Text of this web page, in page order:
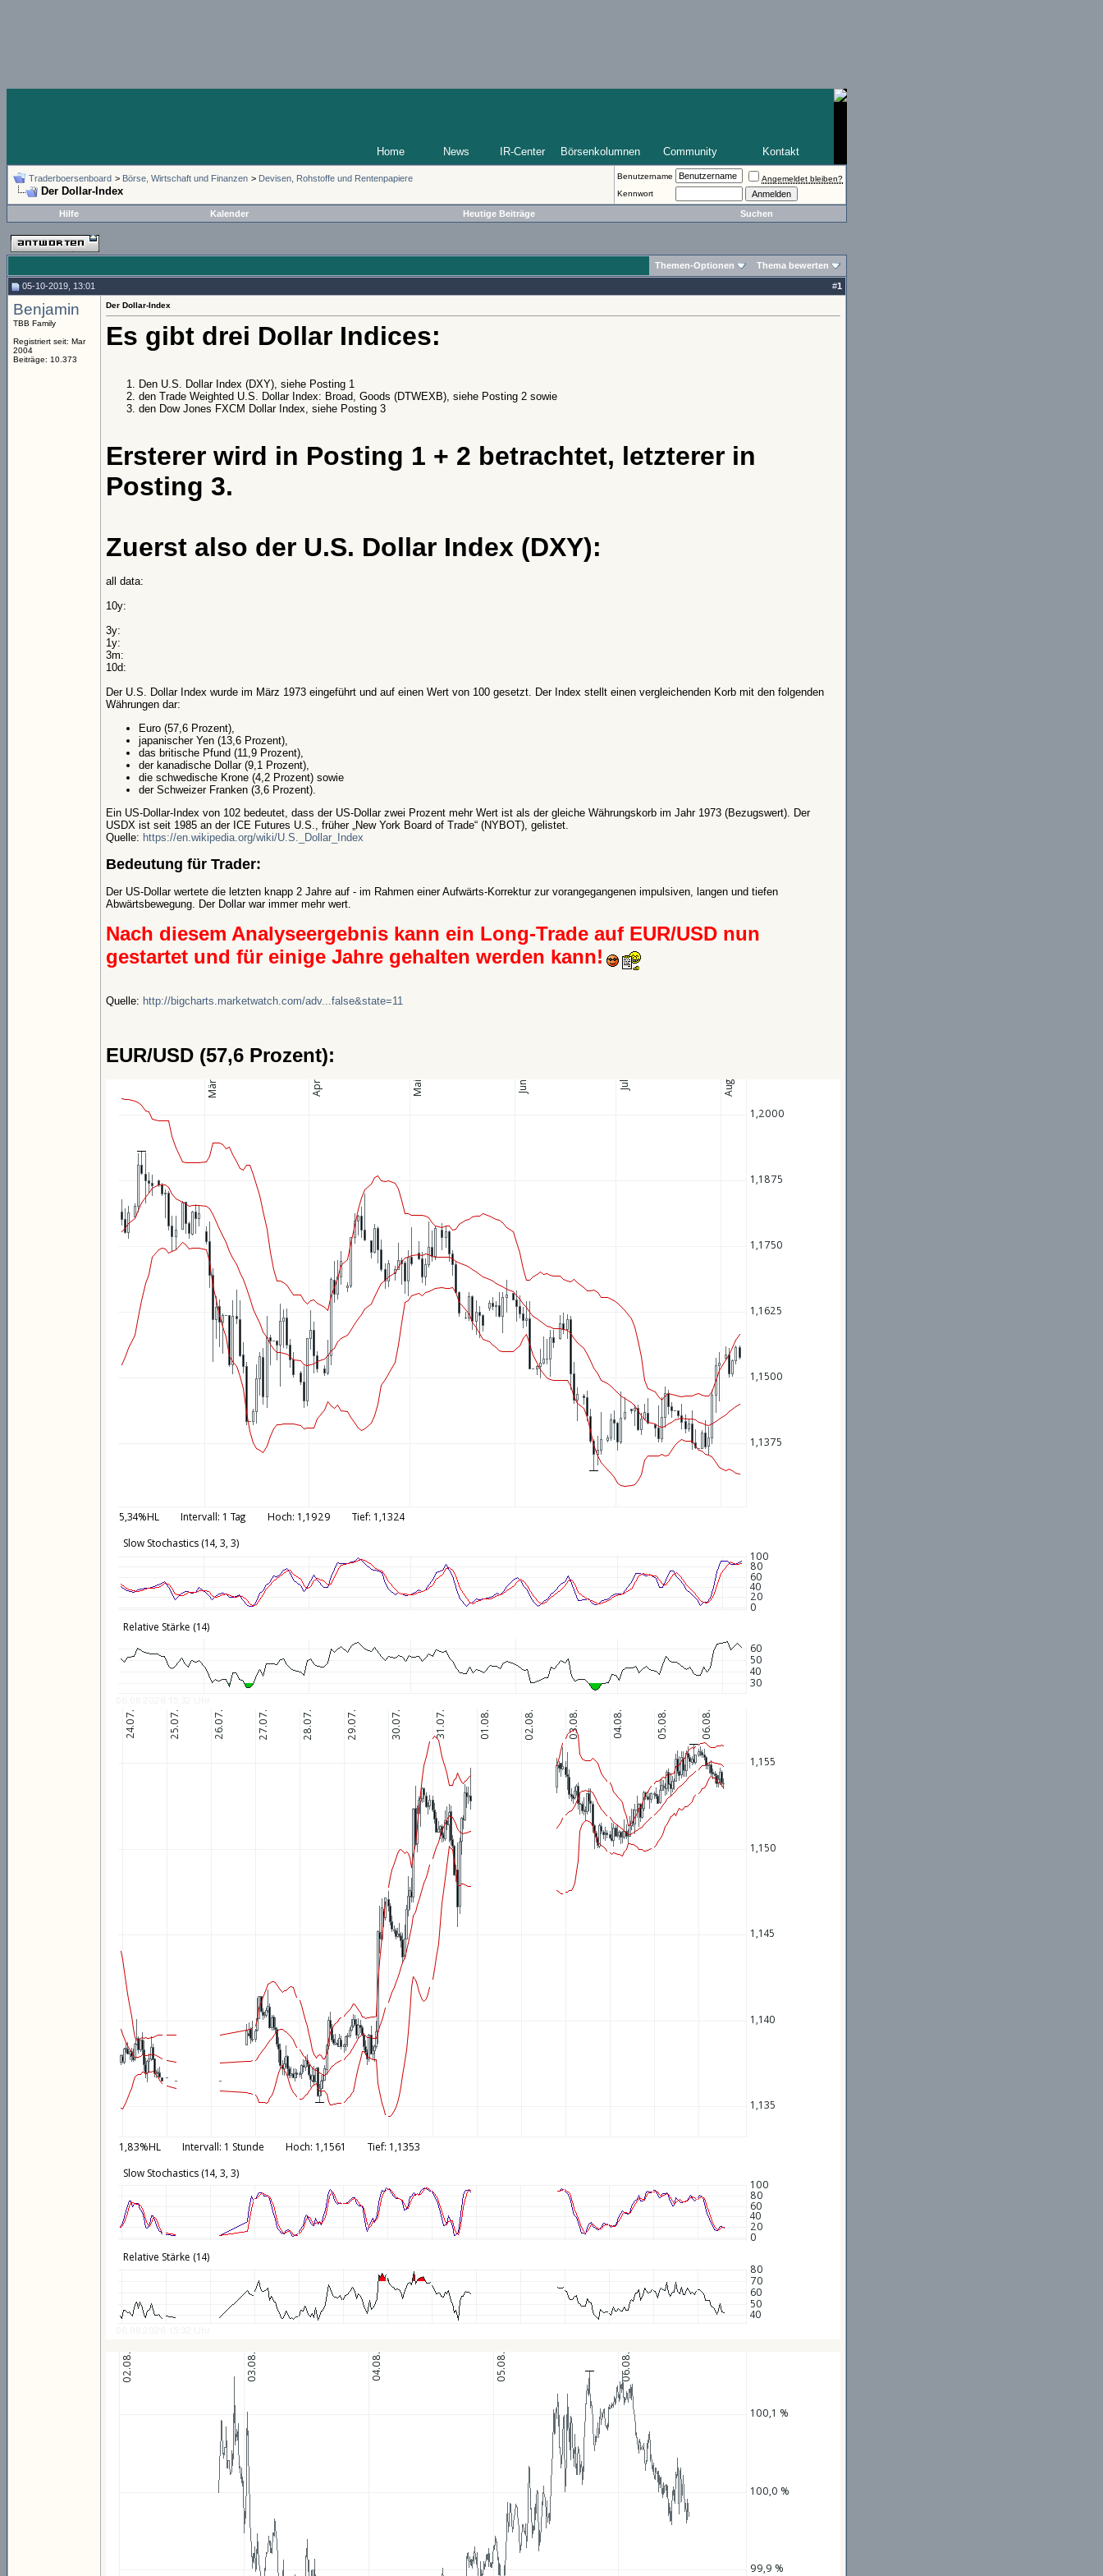
Home News IR-Center Börsenkolumnen Community Kontakt
Traderboersenboard > Börse, Wirtschaft und Finanzen > Devisen, Rohstoffe und Rentenpapiere
Der Dollar-Index
Benutzername
Angemeldet bleiben?
Kennwort
Hilfe Kalender Heutige Beiträge Suchen
Themen-Optionen Thema bewerten
05-10-2019, 13:01 #1
Benjamin
TBB Family
Registriert seit: Mar
2004
Beiträge: 10.373
Der Dollar-Index
Es gibt drei Dollar Indices:
Den U.S. Dollar Index (DXY), siehe Posting 1
den Trade Weighted U.S. Dollar Index: Broad, Goods (DTWEXB), siehe Posting 2 sowie
den Dow Jones FXCM Dollar Index, siehe Posting 3
Ersterer wird in Posting 1 + 2 betrachtet, letzterer in
Posting 3.
Zuerst also der U.S. Dollar Index (DXY):
all data:
10y:
3y:
1y:
3m:
10d:
Der U.S. Dollar Index wurde im März 1973 eingeführt und auf einen Wert von 100 gesetzt. Der Index stellt einen vergleichenden Korb mit den folgenden
Währungen dar:
Euro (57,6 Prozent),
japanischer Yen (13,6 Prozent),
das britische Pfund (11,9 Prozent),
der kanadische Dollar (9,1 Prozent),
die schwedische Krone (4,2 Prozent) sowie
der Schweizer Franken (3,6 Prozent).
Ein US-Dollar-Index von 102 bedeutet, dass der US-Dollar zwei Prozent mehr Wert ist als der gleiche Währungskorb im Jahr 1973 (Bezugswert). Der
USDX ist seit 1985 an der ICE Futures U.S., früher „New York Board of Trade“ (NYBOT), gelistet.
Quelle: https://en.wikipedia.org/wiki/U.S._Dollar_Index
Bedeutung für Trader:
Der US-Dollar wertete die letzten knapp 2 Jahre auf - im Rahmen einer Aufwärts-Korrektur zur vorangegangenen impulsiven, langen und tiefen
Abwärtsbewegung. Der Dollar war immer mehr wert.
Nach diesem Analyseergebnis kann ein Long-Trade auf EUR/USD nun
gestartet und für einige Jahre gehalten werden kann!
Quelle: http://bigcharts.marketwatch.com/adv...false&state=11
EUR/USD (57,6 Prozent):